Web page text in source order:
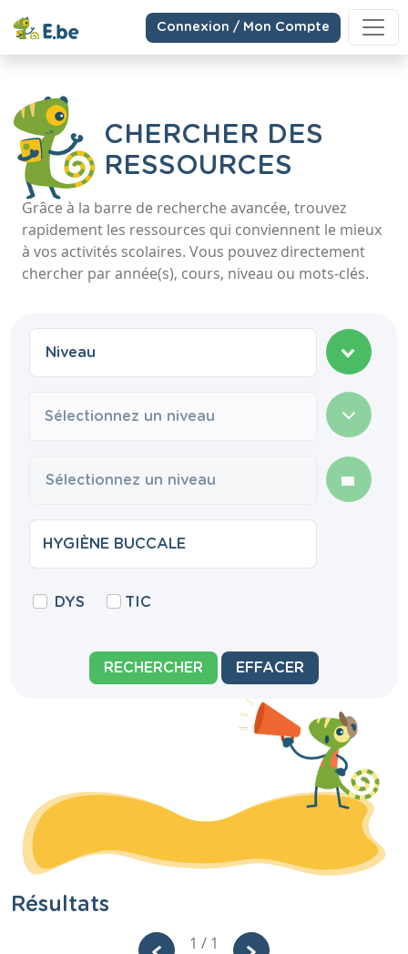
Connexion / Mon Compte
CHERCHER DES
RESSOURCES
Grâce à la barre de recherche avancée, trouvez
rapidement les ressources qui conviennent le mieux
à vos activités scolaires. Vous pouvez directement
chercher par année(s), cours, niveau ou mots-clés.
Sélectionnez un niveau
DYS TIC
RECHERCHER EFFACER
Résultats
1 / 1